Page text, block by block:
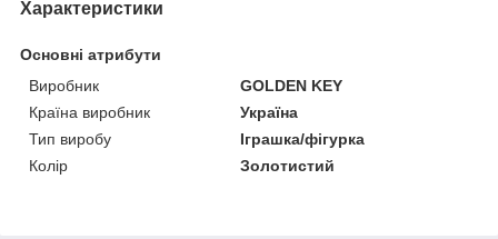
Характеристики
Основні атрибути
Виробник
GOLDEN KEY
Країна виробник
Україна
Тип виробу
Іграшка/фігурка
Колір
Золотистий